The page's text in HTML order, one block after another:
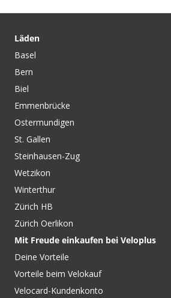
Adapterplatte / grau von
CHF 49.90
BASK-IT L
Gepäckträgerkorb zu
RACKTIME / schwarz von
RACKTIME
Läden
Basel
Bern
Biel
Emmenbrücke
Ostermundigen
St. Gallen
Steinhausen-Zug
Wetzikon
Winterthur
Zürich HB
Zürich Oerlikon
Mit Freude einkaufen bei Veloplus
Deine Vorteile
Vorteile beim Velokauf
Velocard-Kundenkonto